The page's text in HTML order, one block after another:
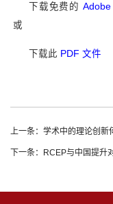
下载免费的
或
下载此 PDF 文件
上一条：学术中的理论创新
下一条：RCEP与中国提升